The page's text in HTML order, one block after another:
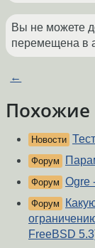
Вы не можете
перемещена в
←
Новости
Форум
Форум Ogre
Форум
FreeBSD